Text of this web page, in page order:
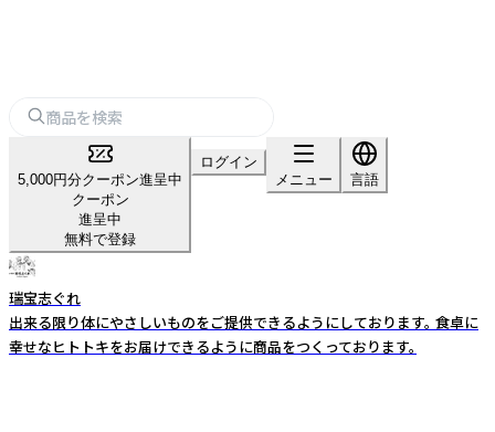
5,000円分クーポン進呈中
クーポン
進呈中
無料で登録
ログイン
メニュー
言語
瑞宝志ぐれ
出来る限り体にやさしいものをご提供できるようにしております。 食卓に
幸せなヒトトキをお届けできるように商品をつくっております。